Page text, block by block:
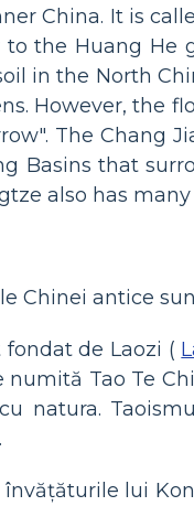
China. It is
the Huang He
in the North
However, the
The Chang
Basins that
also has
Chinei antice
de Laozi (
Tao Te
natura.
învățăturile lui